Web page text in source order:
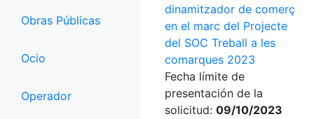
Obras Públicas
Ocio
Operador
dinamitzador de comerç
en el marc del Projecte
del SOC Treball a les
comarques 2023
Fecha límite de
presentación de la
solicitud: 09/10/2023